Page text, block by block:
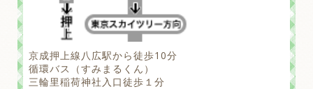
京成押上線八広駅から徒歩10分
循環バス（すみまるくん）
三輪里稲荷神社入口徒歩１分